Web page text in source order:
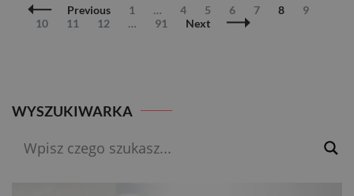
Posts
Navigation
Previous Page
1 … Page
4 Page
5 Page
6 Page
7 Page
8 Page
9
Page
10 Page
11 Page
12 … Page
91 Next
WYSZUKIWARKA